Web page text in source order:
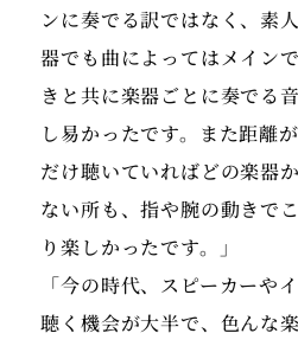
ンに奏でる訳ではなく、素
器でも曲によってはメイン
きと共に楽器ごとに奏でる
し易かったです。また距離
だけ聴いていればどの楽器
ない所も、指や腕の動きで
り楽しかったです。」
「今の時代、スピーカーや
聴く機会が大半で、色んな